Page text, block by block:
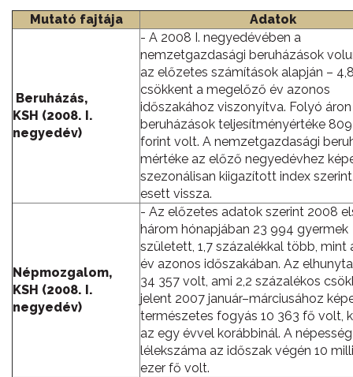
Mutató fajtája Adatok
Beruházás,
KSH (2008. I.
negyedév)
- A 2008 I. negyedévében a
nemzetgazdasági beruházások
az előzetes számítások alapján –
csökkent a megelőző év azonos
időszakához viszonyítva. Folyó
beruházások teljesítményértéke
forint volt. A nemzetgazdasági
mértéke az előző negyedévhez
szezonálisan kiigazított index szerint
esett vissza.
Népmozgalom,
KSH (2008. I.
negyedév)
- Az előzetes adatok szerint 2008
három hónapjában 23 994 gyermek
született, 1,7 százalékkal több, mint
év azonos időszakában. Az
34 357 volt, ami 2,2 százalékos
jelent 2007 január–márciusához
természetes fogyás 10 363 fő volt,
az egy évvel korábbinál. A
lélekszáma az időszak végén 10
ezer fő volt.